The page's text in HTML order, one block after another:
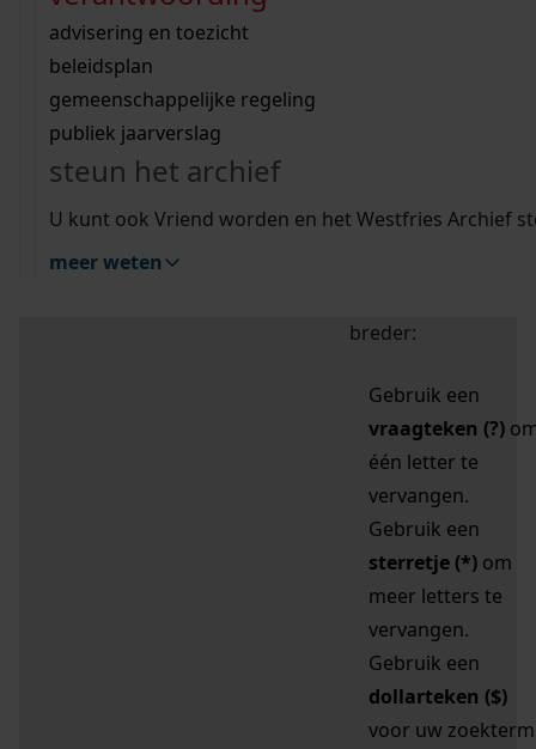
bouwvergunningen
omgevingsvergunningen
vergunningen
beeld en geluid
uitleg nodig?
Wij helpen u op weg met een aantal zoektips.
bekijk alle zoektips
Wij helpen u op weg met een aantal zoektips.
bekijk alle zoektips
bekijk ons geschiedenislokaal
advisering en toezicht
beleidsplan
gemeenschappelijke regeling
publiek jaarverslag
steun het archief
U kunt ook Vriend worden en het Westfries Archief
meer weten
zoektips
Mijn Studiezaal (inloggen)
uw zoekopdracht te
breder:
Gebruik een
vraagteken (?)
één letter te
vervangen.
Gebruik een
sterretje (*) om
meer letters te
vervangen.
Gebruik een
dollarteken ($)
voor uw zoekterm